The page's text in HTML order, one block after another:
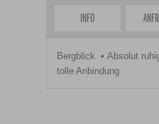
INFO
Bergblick Absolut
tolle Anbindung